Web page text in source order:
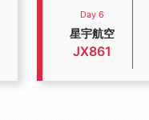
Day 6
星宇航空
JX861